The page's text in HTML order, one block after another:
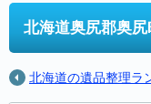
北海道奥尻郡奥尻
北海道の遺品整理ラ